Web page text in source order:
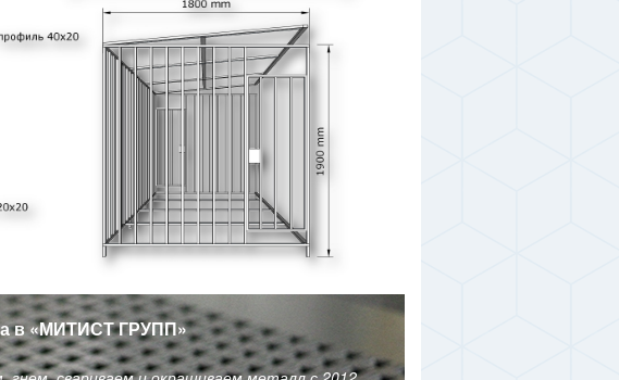
в«МИТИСТ ГРУПП»